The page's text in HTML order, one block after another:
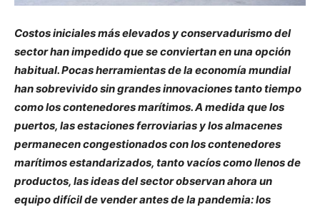
Costos iniciales más elevados y conservadurismo del
sector han impedido que se conviertan en una opción
habitual. Pocas herramientas de la economía mundial
han sobrevivido sin grandes innovaciones tanto tiempo
como los contenedores marítimos. A medida que los
puertos, las estaciones ferroviarias y los almacenes
permanecen congestionados con los contenedores
marítimos estandarizados, tanto vacíos como llenos de
productos, las ideas del sector observan ahora un
equipo difícil de vender antes de la pandemia: los